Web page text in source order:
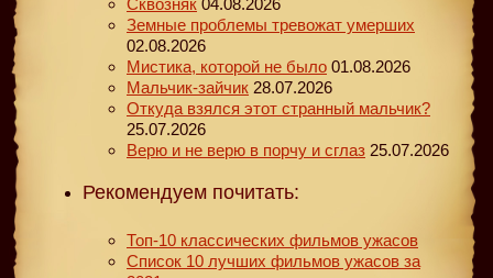
Земные проблемы тревожат умерших
02.08.2026
Мистика, которой не было 01.08.2026
Мальчик-зайчик 28.07.2026
Откуда взялся этот странный мальчик?
25.07.2026
Верю и не верю в порчу и сглаз 25.07.2026
Рекомендуем почитать:
Топ-10 классических фильмов ужасов
Список 10 лучших фильмов ужасов за